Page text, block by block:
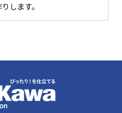
します。